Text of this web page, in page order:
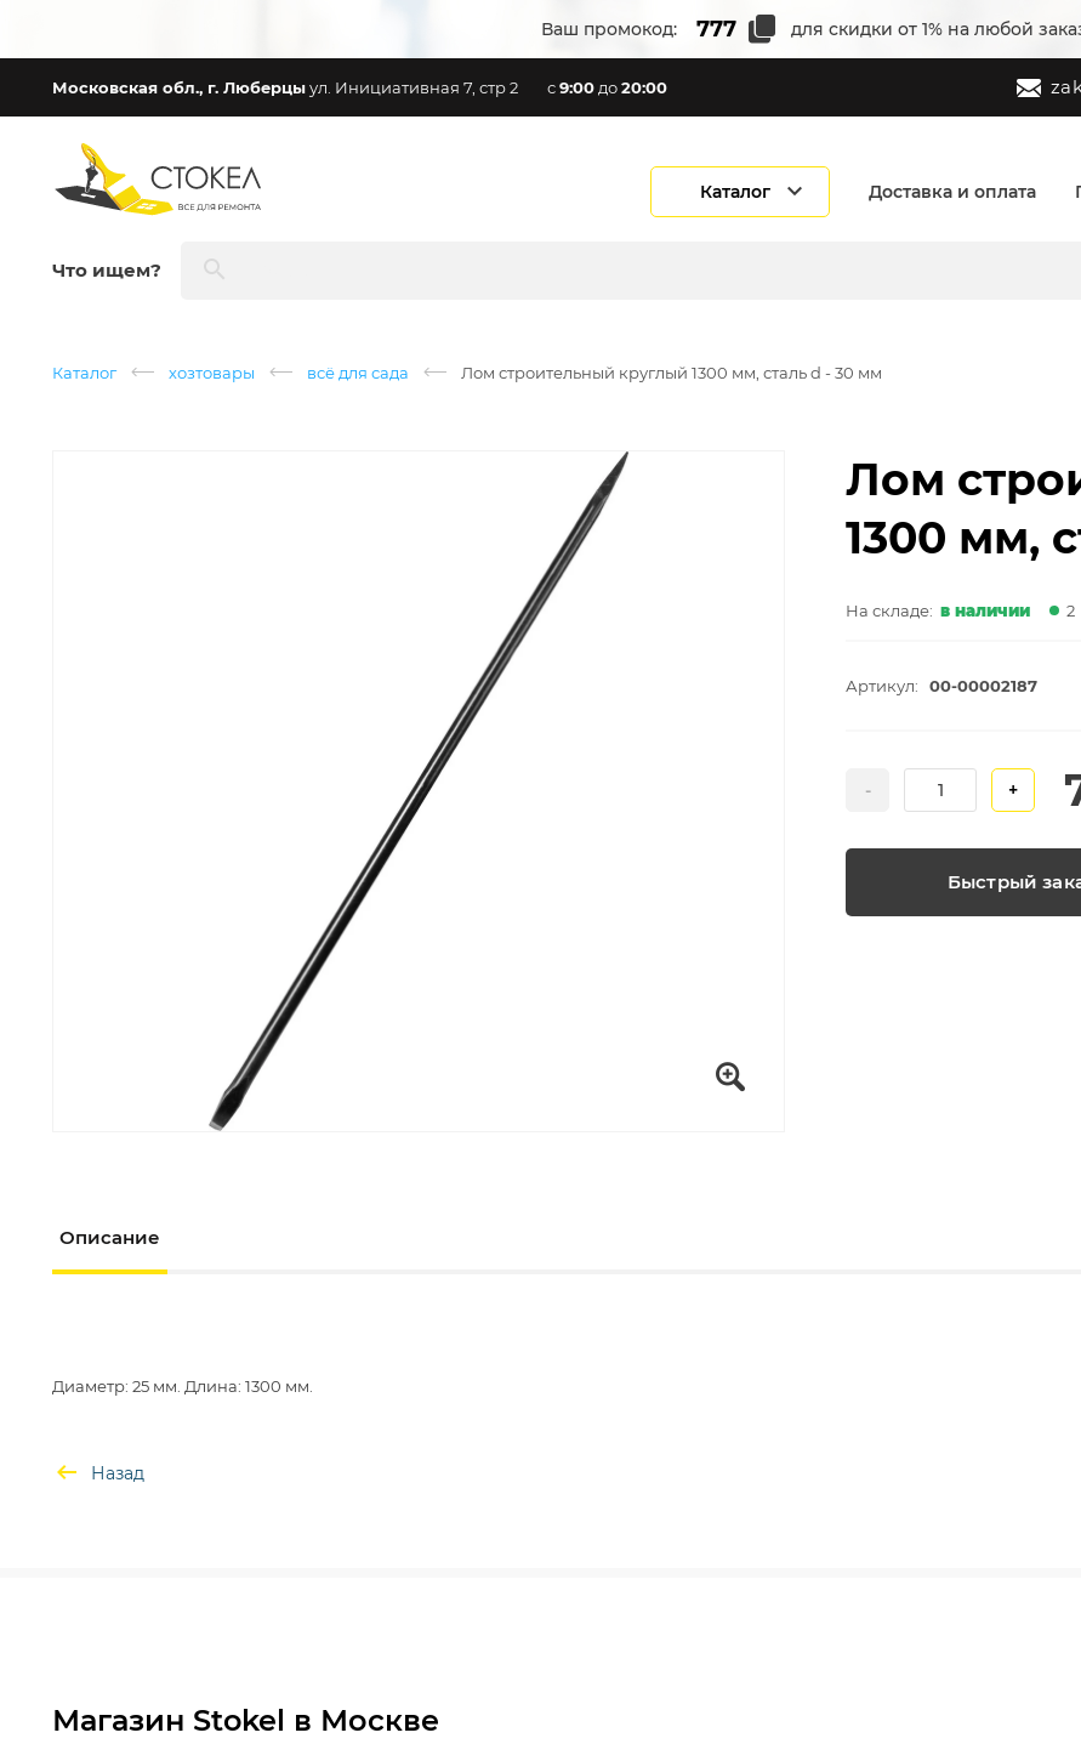
Ваш промокод: для скидки от 1% на любой
Московская обл., г. Люберцыул. Инициативная 7, стр 2 с9:00 до20:00
Каталог Доставка и оплата
Что ищем?
Каталог хозтовары всё для сада Лом строительный круглый 1300 мм, сталь d - 30 мм
Лом
1300 мм,
На складе: в наличии 2
Артикул: 00-00002187
- +
Быстрый
Описание
Назад
Магазин Stokel в Москве